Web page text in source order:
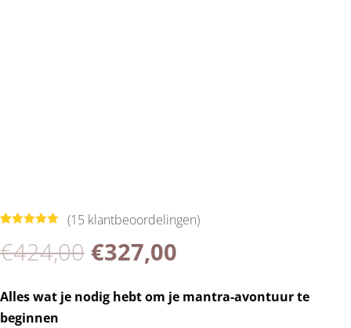
5.00op 5
gebaseerd
n
(15 klantbeoordelingen)
€424,00 Oorspronkelijke
prijs
€327,00
prijs
Alles wat je nodig hebt om je mantra-avontuur te
beginnen